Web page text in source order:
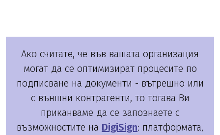
Ако считате, че във вашата организация
могат да се оптимизират процесите по
подписване на документи - вътрешно или
с външни контрагенти, то тогава Ви
приканваме да се запознаете с
възможностите на DigiSign: платформата,